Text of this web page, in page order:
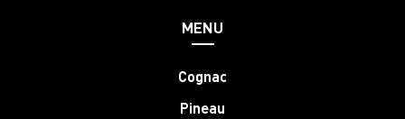
MENU
Cognac
Pineau